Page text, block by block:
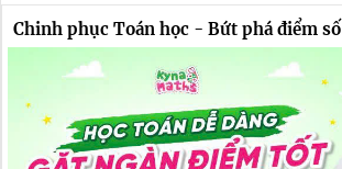
Chinh phục Toán học - Bứt phá điểm số